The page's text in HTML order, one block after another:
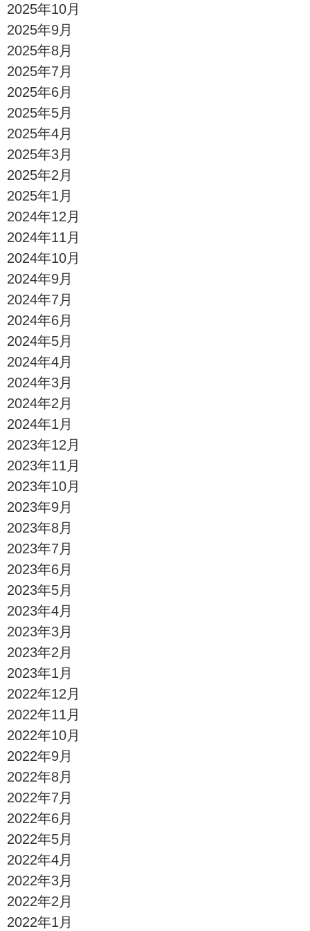
2025年10月
2025年9月
2025年8月
2025年7月
2025年6月
2025年5月
2025年4月
2025年3月
2025年2月
2025年1月
2024年12月
2024年11月
2024年10月
2024年9月
2024年7月
2024年6月
2024年5月
2024年4月
2024年3月
2024年2月
2024年1月
2023年12月
2023年11月
2023年10月
2023年9月
2023年8月
2023年7月
2023年6月
2023年5月
2023年4月
2023年3月
2023年2月
2023年1月
2022年12月
2022年11月
2022年10月
2022年9月
2022年8月
2022年7月
2022年6月
2022年5月
2022年4月
2022年3月
2022年2月
2022年1月